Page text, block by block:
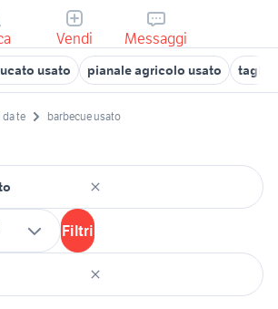
Vendi Messaggi
usato pianale agricolo usato
da te barbecue usato
Filtri